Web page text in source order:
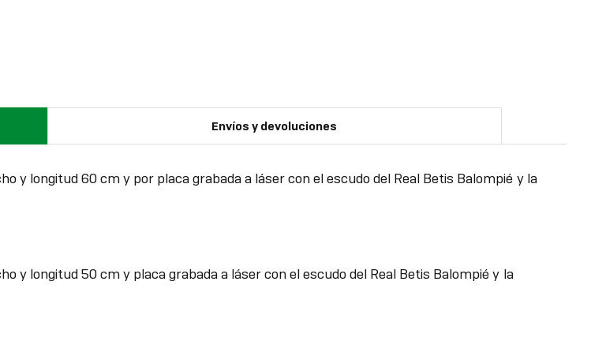
Envíos y devoluciones
y longitud 60 cm y por placa grabada a láser con el escudo del Real Betis Balompié y la
y longitud 50 cm y placa grabada a láser con el escudo del Real Betis Balompié y la